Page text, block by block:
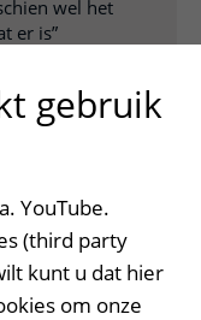
wel het
er is”
postcode hoe
gebruik
YouTube.
(third party
kunt u dat hier
om onze